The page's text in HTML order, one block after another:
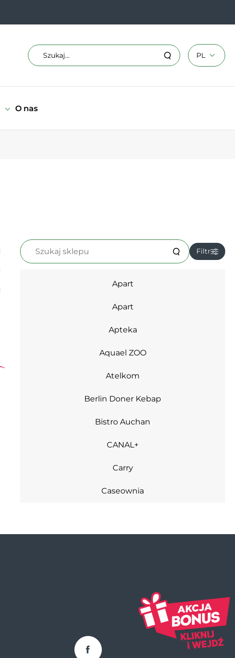
Szukaj
na
Szukaj
Sélectionner
la
PL
O nas
Szukaj
sklepu
Filtr
Apart
Apart
Apteka
Aquael ZOO
Atelkom
Berlin Doner Kebap
Bistro Auchan
CANAL+
Carry
Caseownia
Claire's
Deichmann
BIELIZNA (2)
DZIECKO (1)
OBUWIE (2)
ODZIEŻ DAMSKA (6)
ODZIEŻ MĘSKA (2)
URODA (9)
USŁUGI (17)
ZDROWIE (3)
Facebook